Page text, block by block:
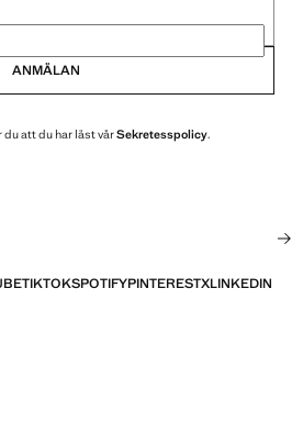
ANMÄLAN
att du har läst vårSekretesspolicy.
TIKTOKSPOTIFYPINTERESTXLINKEDIN